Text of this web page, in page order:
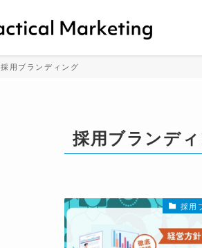
採用ブランディング
採用ブランデ
採用